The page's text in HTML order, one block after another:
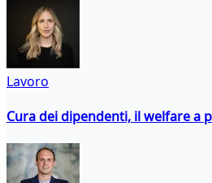
Lavoro
Cura dei dipendenti, il welfare a